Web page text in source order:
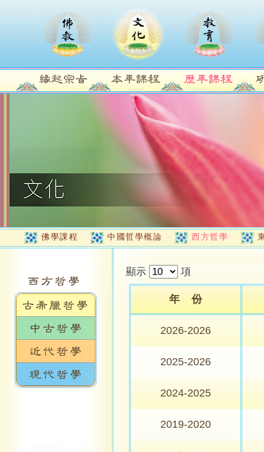
佛學課程 中國哲學概論 西方哲學
顯示 項
年 份
2026-2026
2025-2026
2024-2025
2019-2020